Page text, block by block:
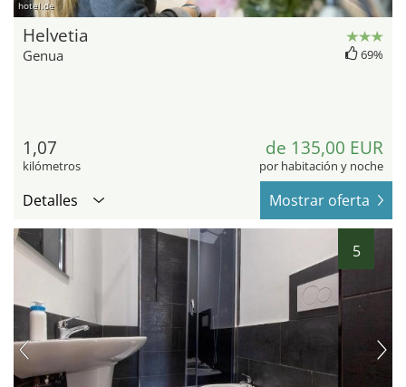
hotel.de
Helvetia
Genua 69%
1,07
kilómetros
de 135,00 EUR
por habitación y noche
Detalles Mostrar oferta
5